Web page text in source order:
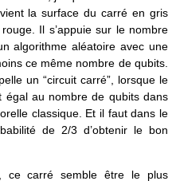
la surface du carré en gris
Il s’appuie sur le nombre
algorithme aléatoire avec une
ce même nombre de qubits.
un “circuit carré”, lorsque le
égal au nombre de qubits dans
classique. Et il faut dans le
de 2/3 d’obtenir le bon
ce carré semble être le plus